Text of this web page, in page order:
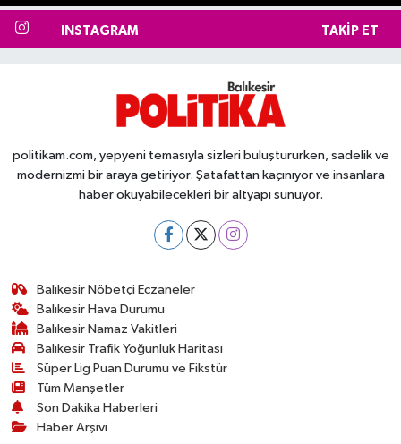
INSTAGRAM TAKIP ET
politikam.com, yepyeni temasıyla sizleri buluştururken, sadelik ve
modernizmi bir araya getiriyor. Şatafattan kaçınıyor ve insanlara
haber okuyabilecekleri bir altyapı sunuyor.
Balıkesir Nöbetçi Eczaneler
Balıkesir Hava Durumu
Balıkesir Namaz Vakitleri
Balıkesir Trafik Yoğunluk Haritası
Süper Lig Puan Durumu ve Fikstür
Tüm Manşetler
Son Dakika Haberleri
Haber Arşivi